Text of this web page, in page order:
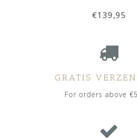
€139,95
GRATIS
For orders above